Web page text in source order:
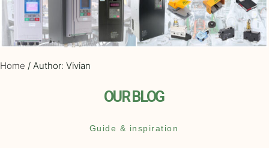
Home / Author: Vivian
OUR BLOG
Guide & inspiration